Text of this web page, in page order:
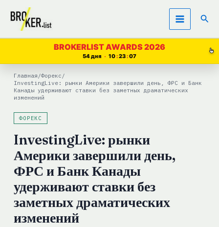
Перейти
содержимому
BROKERLIST AWARDS 2026
54 дня 10 23 06
Главная /Форекс /
InvestingLive: рынки Америки завершили день, ФРС и Банк
Канады удерживают ставки без заметных драматических
изменений
ФОРЕКС
InvestingLive: рынки
Америки завершили день,
ФРС и Банк Канады
удерживают ставки без
заметных драматических
изменений